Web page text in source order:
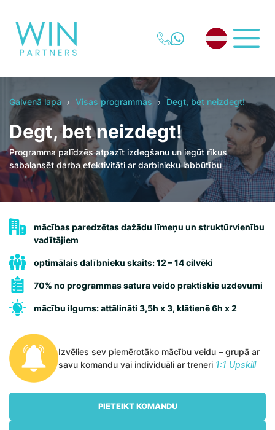
Galvenā lapa Visas programmas Degt, bet neizdegt!
Degt, bet neizdegt!
Programma palīdzēs atpazīt izdegšanu un iegūt rīkus
sabalansēt darba efektivitāti ar darbinieku labbūtību
mācības paredzētas dažādu līmeņu un struktūrvienību
vadītājiem
optimālais dalībnieku skaits: 12 – 14 cilvēki
70% no programmas satura veido praktiskie uzdevumi
mācību ilgums: attālināti 3,5h x 3, klātienē 6h x 2
Izvēlies sev piemērotāko mācību veidu – grupā ar
savu komandu vai individuāli ar treneri 1:1 Upskill
PIETEIKT KOMANDU